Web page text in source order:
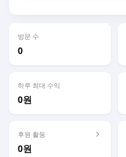
방문 수
0
하루 최대 수익
0원
후원 활동
0원